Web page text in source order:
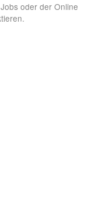
oder der Online